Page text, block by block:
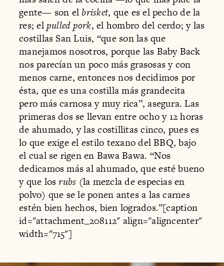
gente— son elbrisket, que es el pecho de la
res; elpulled pork, el hombro del cerdo; y las
costillas San Luis, “que son las que
manejamos nosotros, porque las Baby Back
nos parecían un poco más grasosas y con
menos carne, entonces nos decidimos por
ésta, que es una costilla más grandecita
pero más carnosa y muy rica”, asegura. Las
primeras dos se llevan entre ocho y 12 horas
de ahumado, y las costillitas cinco, pues es
lo que exige el estilo texano del BBQ, bajo
el cual se rigen en Bawa Bawa. “Nos
dedicamos más al ahumado, que esté bueno
y que losrubs (la mezcla de especias en
polvo) que se le ponen antes a las carnes
estén bien hechos, bien logrados.”[caption
id="attachment_208112" align="aligncenter"
width="715"]